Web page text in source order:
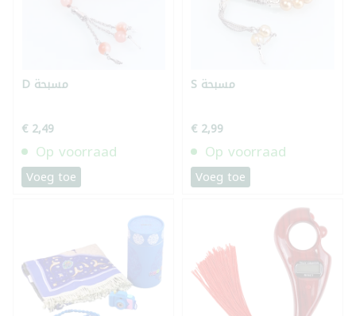
D مسبحة
€ 2,49
Op voorraad
Voeg toe
S مسبحة
€ 2,99
Op voorraad
Voeg toe